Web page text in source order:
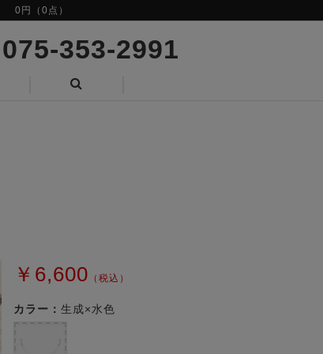
0円（0点）
075-353-2991
￥6,600 （税込）
カラー： 生成×水色